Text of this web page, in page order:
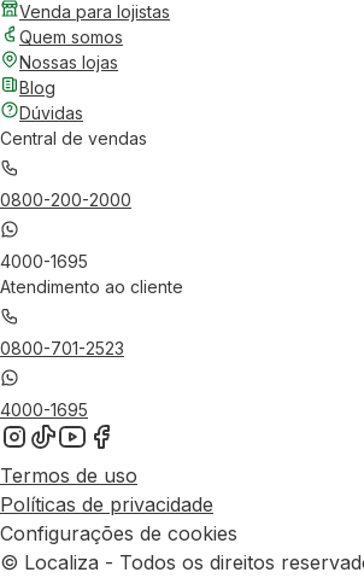
Venda para lojistas
Quem somos
Nossas lojas
Blog
Dúvidas
Central de vendas
0800-200-2000
4000-1695
Atendimento ao cliente
0800-701-2523
4000-1695
Termos de uso
Políticas de privacidade
Configurações de cookies
© Localiza - Todos os direitos